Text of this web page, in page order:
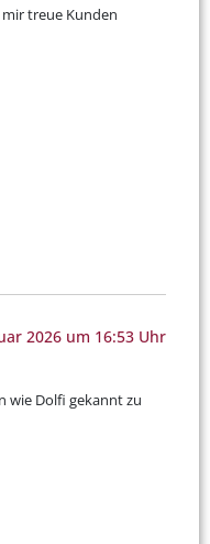
treue Kunden
2026 um 16:53 Uhr
wie Dolfi gekannt zu